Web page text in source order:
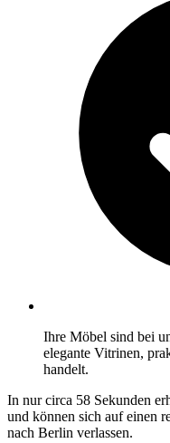
Ihre Möbel sind bei
elegante Vitrinen,
handelt.
In nur circa 58 Sekunden
und können sich auf einen
nach Berlin verlassen.